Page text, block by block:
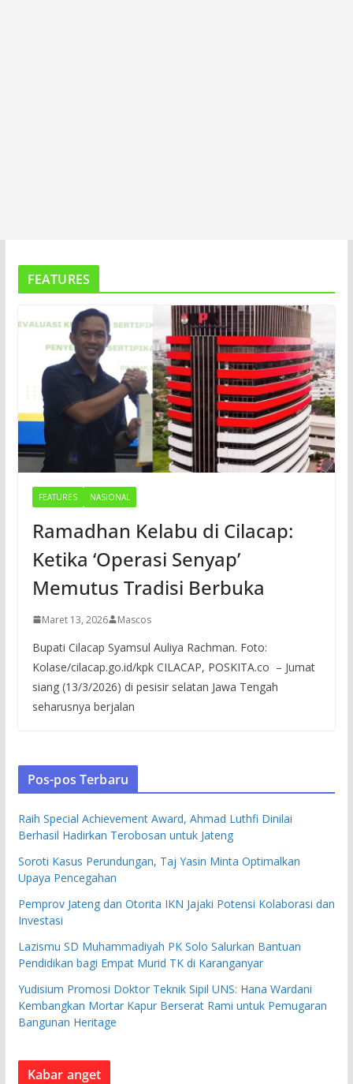
FEATURES
FEATURES NASIONAL
Ramadhan Kelabu di Cilacap:
Ketika ‘Operasi Senyap’
Memutus Tradisi Berbuka
Maret 13, 2026 Mascos
Bupati Cilacap Syamsul Auliya Rachman. Foto:
Kolase/cilacap.go.id/kpk CILACAP, POSKITA.co – Jumat
siang (13/3/2026) di pesisir selatan Jawa Tengah
seharusnya berjalan
Pos-pos Terbaru
Raih Special Achievement Award, Ahmad Luthfi Dinilai
Berhasil Hadirkan Terobosan untuk Jateng
Soroti Kasus Perundungan, Taj Yasin Minta Optimalkan
Upaya Pencegahan
Pemprov Jateng dan Otorita IKN Jajaki Potensi Kolaborasi dan
Investasi
Lazismu SD Muhammadiyah PK Solo Salurkan Bantuan
Pendidikan bagi Empat Murid TK di Karanganyar
Yudisium Promosi Doktor Teknik Sipil UNS: Hana Wardani
Kembangkan Mortar Kapur Berserat Rami untuk Pemugaran
Bangunan Heritage
Kabar anget